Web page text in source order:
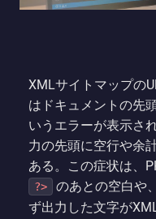
XMLサイトマップの
はドキュメントの先
いうエラーが表示さ
力の先頭に空行や余
ある。この症状は、
?>
のあとの空白や
ず出力した文字が